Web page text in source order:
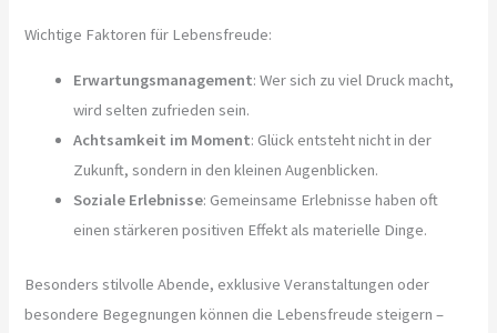
Wichtige Faktoren für Lebensfreude:
Erwartungsmanagement: Wer sich zu viel Druck macht,
wird selten zufrieden sein.
Achtsamkeit im Moment: Glück entsteht nicht in der
Zukunft, sondern in den kleinen Augenblicken.
Soziale Erlebnisse: Gemeinsame Erlebnisse haben oft
einen stärkeren positiven Effekt als materielle Dinge.
Besonders stilvolle Abende, exklusive Veranstaltungen oder
besondere Begegnungen können die Lebensfreude steigern –